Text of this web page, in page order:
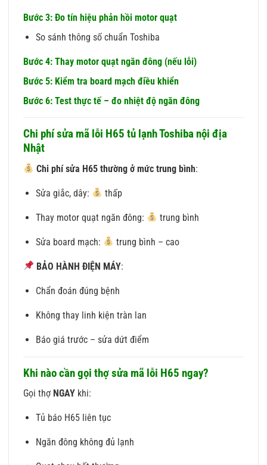
Bước 3: Đo tín hiệu phản hồi motor quạt
So sánh thông số chuẩn Toshiba
Bước 4: Thay motor quạt ngăn đông (nếu lỗi)
Bước 5: Kiểm tra board mạch điều khiển
Bước 6: Test thực tế – đo nhiệt độ ngăn đông
Chi phí sửa mã lỗi H65 tủ lạnh Toshiba nội địa
Nhật
Chi phí sửa H65 thường ở mức trung bình:
Sửa giắc, dây: thấp
Thay motor quạt ngăn đông: trung bình
Sửa board mạch: trung bình – cao
BẢO HÀNH ĐIỆN MÁY:
Chẩn đoán đúng bệnh
Không thay linh kiện tràn lan
Báo giá trước – sửa dứt điểm
Khi nào cần gọi thợ sửa mã lỗi H65 ngay?
Gọi thợ NGAY khi:
Tủ báo H65 liên tục
Ngăn đông không đủ lạnh